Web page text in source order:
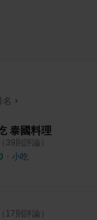
名 ›
泰國料理
（ 39則評論）
・ 小吃
（ 17則評論）